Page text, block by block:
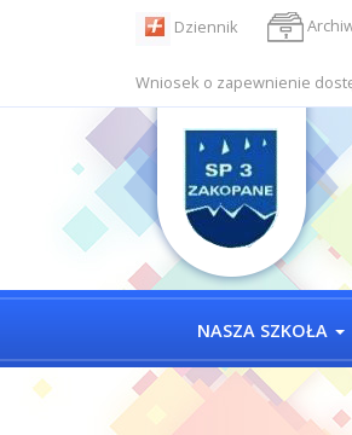
Dziennik
Wniosek o zapewnienie
NASZA SZKOŁA